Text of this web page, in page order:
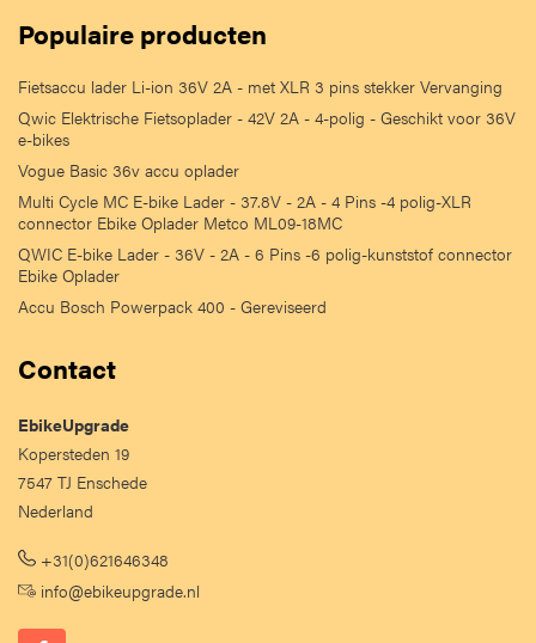
Populaire producten
Fietsaccu lader Li-ion 36V 2A - met XLR 3 pins stekker Vervanging
Qwic Elektrische Fietsoplader - 42V 2A - 4-polig - Geschikt voor 36V
e-bikes
Vogue Basic 36v accu oplader
Multi Cycle MC E-bike Lader - 37.8V - 2A - 4 Pins -4 polig-XLR
connector Ebike Oplader Metco ML09-18MC
QWIC E-bike Lader - 36V - 2A - 6 Pins -6 polig-kunststof connector
Ebike Oplader
Accu Bosch Powerpack 400 - Gereviseerd
Contact
EbikeUpgrade
Kopersteden 19
7547 TJ Enschede
Nederland
+31(0)621646348
info@ebikeupgrade.nl